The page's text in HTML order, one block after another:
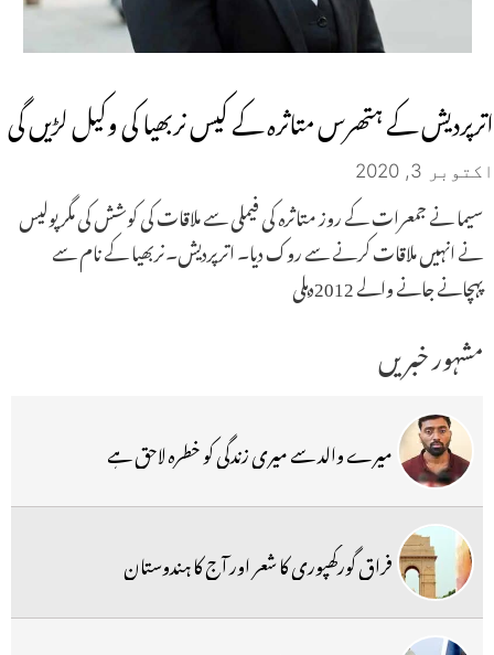
اترپردیش کے ہتھرس متاثرہ کے کیس نربھیا کی وکیل لڑیں گی
اکتوبر 3, 2020
سیما نے جمعرات کے روز متاثرہ کی فیملی سے ملاقات کی کوشش کی مگر پولیس
نے انہیں ملاقات کرنے سے روک دیا۔ اترپردیش۔نربھیا کے نام سے
پہچانے جانے والے 2012دہلی
مشہور خبریں
میرے والد سے میری زندگی کو خطرہ لاحق ہے
فراق گورکھپوری کا شعر اور آج کا ہندوستان